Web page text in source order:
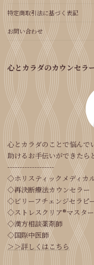
特定商取引法に基づく表記
お問い合わせ
心とカラダのカウンセラ
心とカラダのことで悩んで
助けるお手伝いができたら
-------------------
◇ホリスティックメディカ
◇再決断療法カウンセラー
◇ビリーフチェンジセラピ
◇ストレスクリア®マスタ
◇漢方相談薬剤師
◇国際中医師
＞＞詳しくはこちら